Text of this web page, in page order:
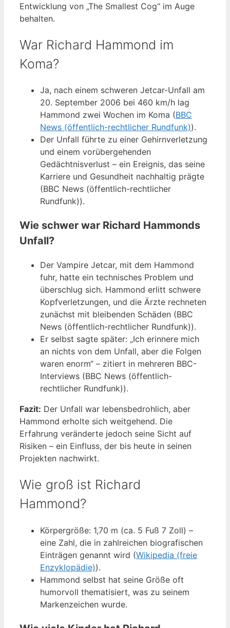
Entwicklung von „The Smallest Cog“ im Auge
behalten.
War Richard Hammond im
Koma?
Ja, nach einem schweren Jetcar-Unfall am
20. September 2006 bei 460 km/h lag
Hammond zwei Wochen im Koma (BBC
News (öffentlich-rechtlicher Rundfunk)).
Der Unfall führte zu einer Gehirnverletzung
und einem vorübergehenden
Gedächtnisverlust – ein Ereignis, das seine
Karriere und Gesundheit nachhaltig prägte
(BBC News (öffentlich-rechtlicher
Rundfunk)).
Wie schwer war Richard Hammonds
Unfall?
Der Vampire Jetcar, mit dem Hammond
fuhr, hatte ein technisches Problem und
überschlug sich. Hammond erlitt schwere
Kopfverletzungen, und die Ärzte rechneten
zunächst mit bleibenden Schäden (BBC
News (öffentlich-rechtlicher Rundfunk)).
Er selbst sagte später: „Ich erinnere mich
an nichts von dem Unfall, aber die Folgen
waren enorm“ – zitiert in mehreren BBC-
Interviews (BBC News (öffentlich-
rechtlicher Rundfunk)).
Fazit: Der Unfall war lebensbedrohlich, aber
Hammond erholte sich weitgehend. Die
Erfahrung veränderte jedoch seine Sicht auf
Risiken – ein Einfluss, der bis heute in seinen
Projekten nachwirkt.
Wie groß ist Richard
Hammond?
Körpergröße: 1,70 m (ca. 5 Fuß 7 Zoll) –
eine Zahl, die in zahlreichen biografischen
Einträgen genannt wird (Wikipedia (freie
Enzyklopädie)).
Hammond selbst hat seine Größe oft
humorvoll thematisiert, was zu seinem
Markenzeichen wurde.